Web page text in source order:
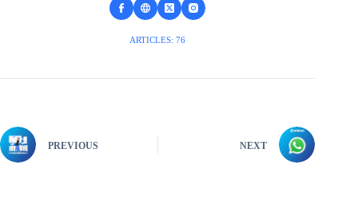
ARTICLES: 76
PREVIOUS NEXT